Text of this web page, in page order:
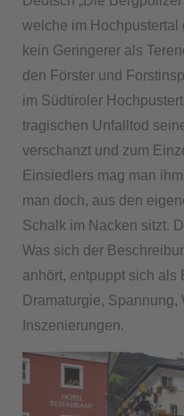
welche im Hochpustertal
kein Geringerer als
den Förster und
im Südtiroler
tragischen Unfalltod
verschanzt und zum
Einsiedlers mag man
man doch, aus den
Schalk im Nacken sitzt.
Was sich der
anhört, entpuppt sich als
Dramaturgie,
Inszenierungen.